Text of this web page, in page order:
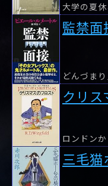
監禁面
どんづま
クリス
三毛猫